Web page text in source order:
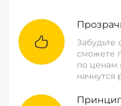
Забудьте
сможете
по ценам
начнутся